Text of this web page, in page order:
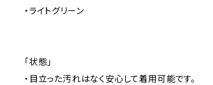
・ライトグリーン
「状態」
・目立った汚れはなく安心して着用可能です。